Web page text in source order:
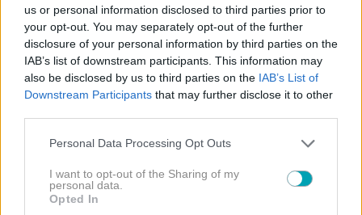
us or personal information disclosed to third parties prior to
your opt-out. You may separately opt-out of the further
disclosure of your personal information by third parties on the
IAB’s list of downstream participants. This information may
also be disclosed by us to third parties on the IAB’s List of
Downstream Participants that may further disclose it to other
Please note that this website/app uses one or more Google
not limited to your visit or usage behaviour. You may click to
grant or deny consent to Google and its third-party tags to
use your data for below specified purposes in below Google
Personal Data Processing Opt Outs
I want to opt-out of the Sharing of my
personal data.
Opted In
πραγματοποιηθεί περφόρμανςκινέζικης
καλλιγραφίαςαπό τον ΚαθηγητήLuo Qi.
Την Τρίτη 23 Ιουνίου στις 19:00 θα
πραγματοποιηθεί διάλεξη της
Θα ακολουθήσει η προβολή του VIDEO “ΑΣΚΤ Β’
Εργαστήριο Χαρακτικής, Η Παλίμψηστη
Πόλη”. Παραγωγή και επιμέλεια: Βίκυ Τσαλαματά.